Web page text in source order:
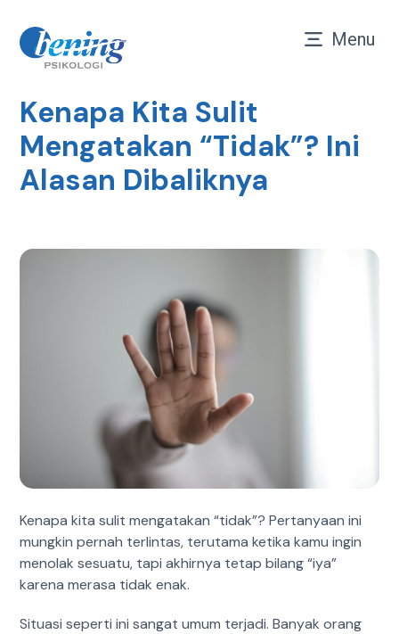
Menu
Kenapa Kita Sulit
Mengatakan “Tidak”? Ini
Alasan Dibaliknya
Kenapa kita sulit mengatakan “tidak”? Pertanyaan ini
mungkin pernah terlintas, terutama ketika kamu ingin
menolak sesuatu, tapi akhirnya tetap bilang “iya”
karena merasa tidak enak.
Situasi seperti ini sangat umum terjadi. Banyak orang